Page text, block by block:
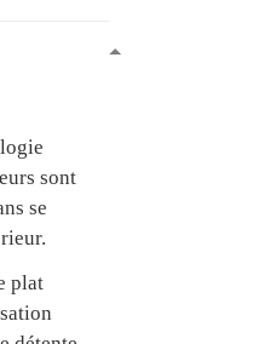
sont
se
plat